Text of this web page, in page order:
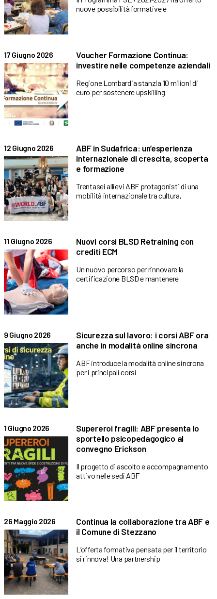
nuove possibilità formative e
17 Giugno 2026
Voucher Formazione Continua:
investire nelle competenze aziendali
Regione Lombardia stanzia 10 milioni di
euro per sostenere upskilling
12 Giugno 2026
ABF in Sudafrica: un’esperienza
internazionale di crescita, scoperta
e formazione
Trentasei allievi ABF protagonisti di una
mobilità internazionale tra cultura,
11 Giugno 2026
Nuovi corsi BLSD Retraining con
crediti ECM
Un nuovo percorso per rinnovare la
certificazione BLSD e mantenere
9 Giugno 2026
Sicurezza sul lavoro: i corsi ABF ora
anche in modalità online sincrona
ABF introduce la modalità online sincrona
per i principali corsi
1 Giugno 2026
Supereroi fragili: ABF presenta lo
sportello psicopedagogico al
convegno Erickson
Il progetto di ascolto e accompagnamento
attivo nelle sedi ABF
26 Maggio 2026
Continua la collaborazione tra ABF e
il Comune di Stezzano
L’offerta formativa pensata per il territorio
si rinnova! Una partnership